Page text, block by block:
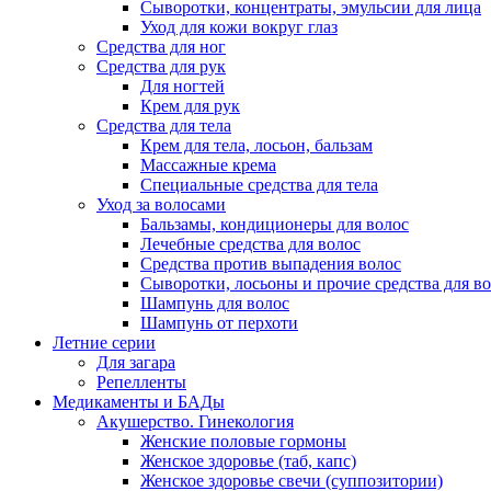
Сыворотки, концентраты, эмульсии для лица
Уход для кожи вокруг глаз
Средства для ног
Средства для рук
Для ногтей
Крем для рук
Средства для тела
Крем для тела, лосьон, бальзам
Массажные крема
Специальные средства для тела
Уход за волосами
Бальзамы, кондиционеры для волос
Лечебные средства для волос
Средства против выпадения волос
Сыворотки, лосьоны и прочие средства для
Шампунь для волос
Шампунь от перхоти
Летние серии
Для загара
Репелленты
Медикаменты и БАДы
Акушерство. Гинекология
Женские половые гормоны
Женское здоровье (таб, капс)
Женское здоровье свечи (суппозитории)